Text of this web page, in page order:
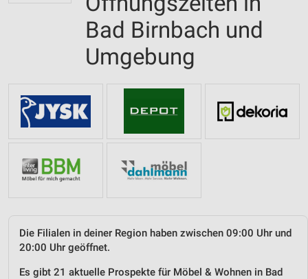
Bad Birnbach und
Umgebung
Die Filialen in deiner Region haben zwischen 09:00 Uhr und
20:00 Uhr geöffnet.
Es gibt 21 aktuelle Prospekte für Möbel & Wohnen in Bad